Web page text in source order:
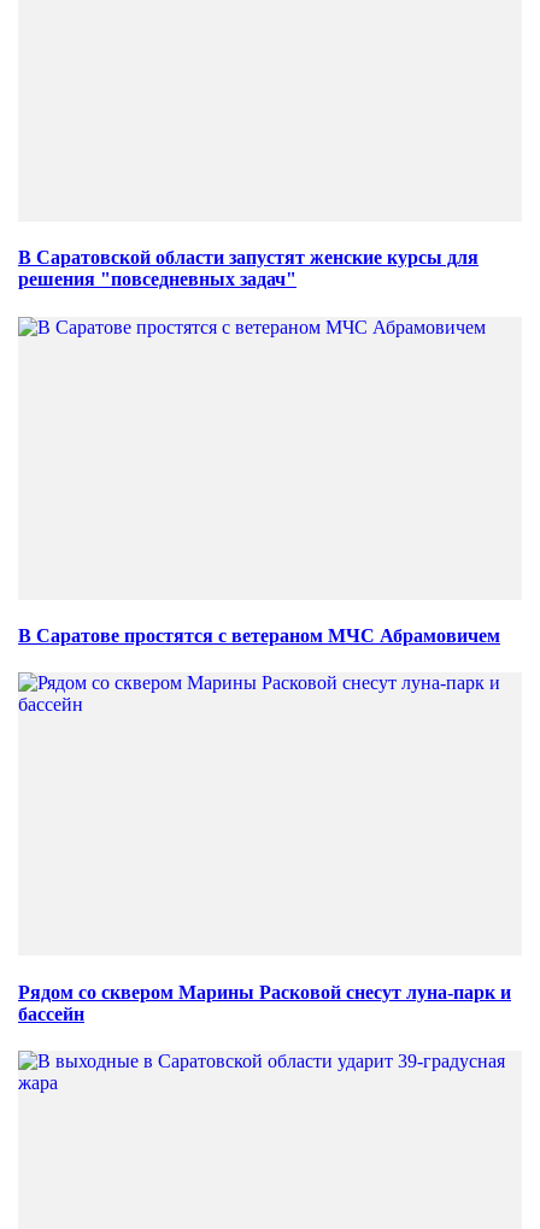
В Саратовской области запустят женские курсы для
решения "повседневных задач"
В Саратове простятся с ветераном МЧС Абрамовичем
Рядом со сквером Марины Расковой снесут луна-парк и
бассейн